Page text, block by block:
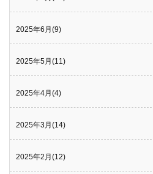
2025年6月(9)
2025年5月(11)
2025年4月(4)
2025年3月(14)
2025年2月(12)